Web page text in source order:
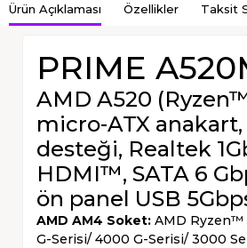
Ürün Açıklaması Özellikler Taksit
PRIME
AMD A520
micro-ATX anakart,
desteği, Realtek
HDMI™, SATA 6
ön panel USB
AMD AM4 Soket: AMD Ryzen™
G-Serisi/ 4000 G-Serisi/ 3000